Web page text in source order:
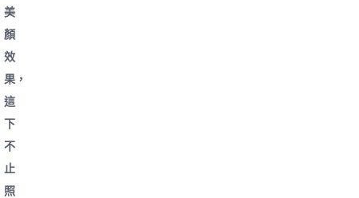
美
顏
效
果，
這
下
不
止
照